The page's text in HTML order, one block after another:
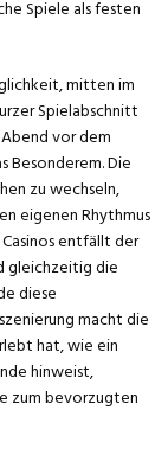
Spiele als festen
mitten im
Spielabschnitt
vor dem
Besonderem. Die
zu wechseln,
eigenen Rhythmus
entfällt der
gleichzeitig die
diese
macht die
hat, wie ein
hinweist,
zum bevorzugten